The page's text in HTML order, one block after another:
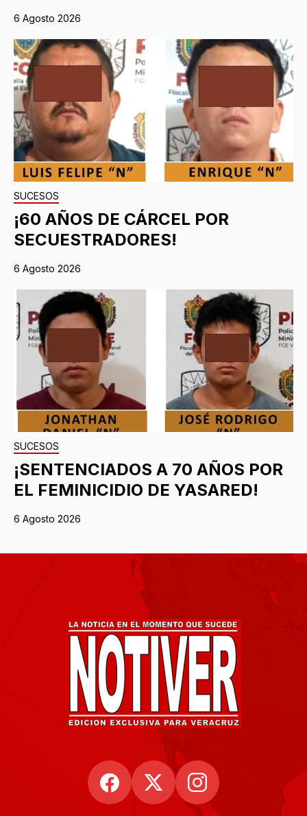
6 Agosto 2026
SUCESOS
¡60 AÑOS DE CÁRCEL POR
SECUESTRADORES!
6 Agosto 2026
SUCESOS
¡SENTENCIADOS A 70 AÑOS POR
EL FEMINICIDIO DE YASARED!
6 Agosto 2026